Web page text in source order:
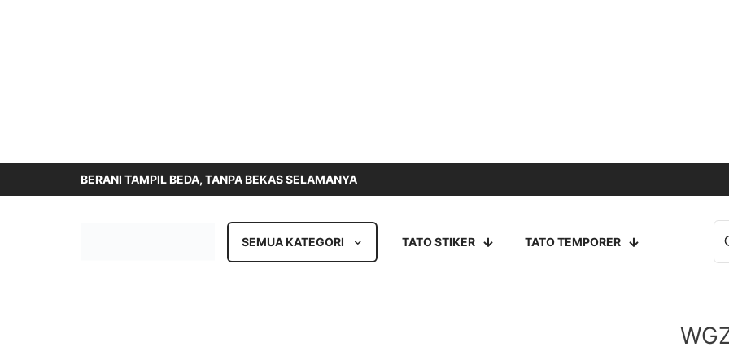
BERANI TAMPIL BEDA, TANPA BEKAS SELAMANYA
SEMUA KATEGORI TATO STIKER TATO TEMPORER